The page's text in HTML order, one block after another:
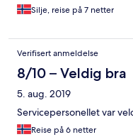
Silje, reise på 7 netter
Verifisert anmeldelse
8/10 – Veldig bra
5. aug. 2019
Servicepersonellet var
Reise på 6 netter